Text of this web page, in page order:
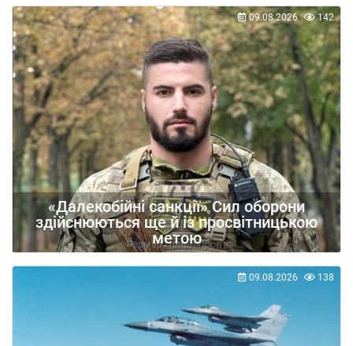
«Далекобійні санкції» Сил оборони
здійснюються ще й із просвітницькою
метою
09.08.2026 142
09.08.2026 138